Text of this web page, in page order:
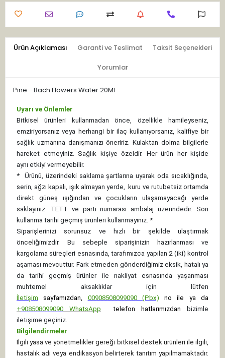
Ürün Açıklaması Garanti ve Teslimat Taksit Seçenekleri
Yorumlar
Pine - Bach Flowers Water 20Ml
Uyarı ve Önlemler
Bitkisel ürünleri kullanmadan önce, özellikle hamileyseniz,
emziriyorsanız veya herhangi bir ilaç kullanıyorsanız, kalifiye bir
sağlık uzmanına danışmanızı öneririz. Kulaktan dolma bilgilerle
hareket etmeyiniz. Sağlık kişiye özeldir. Her ürün her kişide
aynı etkiyi vermeyebilir.
*
Ürünü, üzerindeki saklama şartlarına uyarak oda sıcaklığında,
serin, ağzı kapalı, ışık almayan yerde, kuru ve rutubetsiz ortamda
direkt güneş ışığından ve çocukların ulaşamayacağı yerde
saklayınız. TETT ve parti numarası ambalaj üzerindedir. Son
kullanma tarihi geçmiş ürünleri kullanmayınız. *
Siparişlerinizi sorunsuz ve hızlı bir şekilde ulaştırmak
önceliğimizdir. Bu sebeple siparişinizin hazırlanması ve
kargolama süreçleri esnasında, tarafımızca yapılan 2 (iki) kontrol
aşaması mevcuttur. Fark etmeden gönderdiğimiz eksik, hatalı ya
da tarihi geçmiş ürünler ile nakliyat esnasında yaşanması
muhtemel aksaklıklar için lütfen
İletişim
sayfamızdan, 00908508099090 (Pbx) no ile ya da
+908508099090 WhatsApp telefon hatlarımızdan bizimle
iletişime geçiniz.
Bilgilendirmeler
İlgili yasa ve yönetmelikler gereği bitkisel destek ürünleri ile ilgili,
hastalık adı veya endikasyon belirterek tanıtım yapılmamaktadır.